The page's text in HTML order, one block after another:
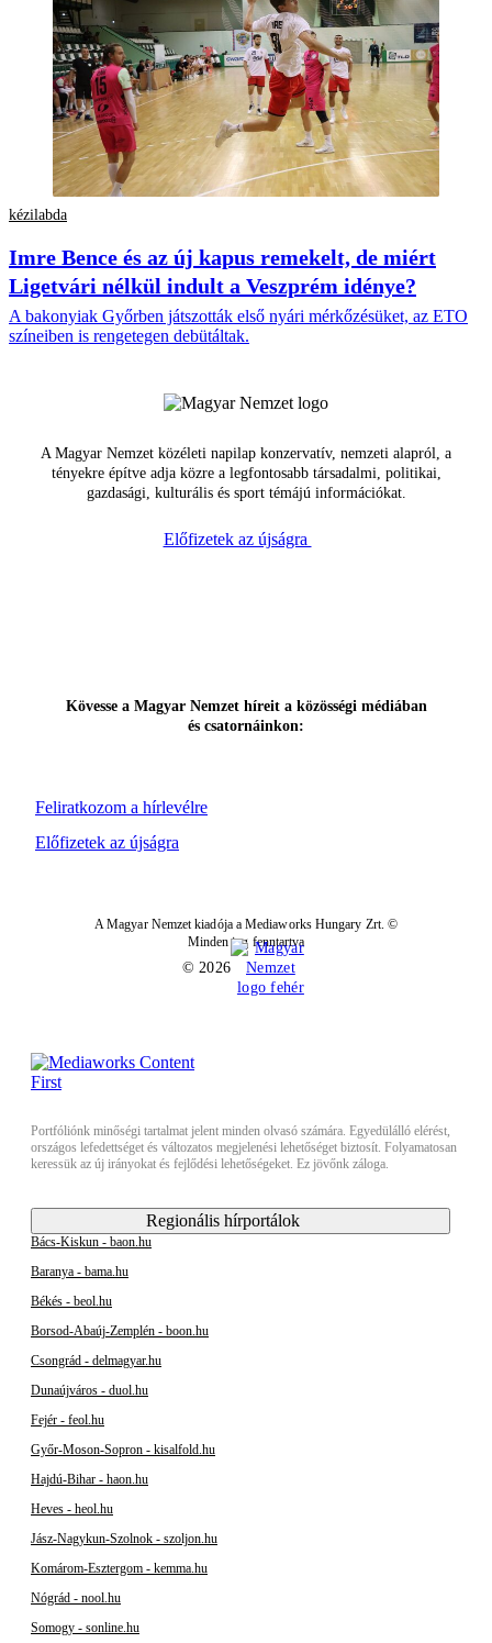
kézilabda
Imre Bence és az új kapus remekelt, de miért
Ligetvári nélkül indult a Veszprém idénye?
A bakonyiak Győrben játszották első nyári mérkőzésüket, az ETO
színeiben is rengetegen debütáltak.
A Magyar Nemzet közéleti napilap konzervatív, nemzeti alapról, a
tényekre építve adja közre a legfontosabb társadalmi, politikai,
gazdasági, kulturális és sport témájú információkat.
Előfizetek az újságra
Feliratkozom a hírlevélre
Kövesse a Magyar Nemzet híreit a közösségi médiában
és csatornáinkon:
Előfizetek az újságra
A Magyar Nemzet kiadója a Mediaworks Hungary Zrt. ©
Minden jog fenntartva
© 2026
Portfóliónk minőségi tartalmat jelent minden olvasó számára. Egyedülálló elérést,
országos lefedettséget és változatos megjelenési lehetőséget biztosít. Folyamatosan
keressük az új irányokat és fejlődési lehetőségeket. Ez jövőnk záloga.
Regionális hírportálok
Bács-Kiskun - baon.hu
Baranya - bama.hu
Békés - beol.hu
Borsod-Abaúj-Zemplén - boon.hu
Csongrád - delmagyar.hu
Dunaújváros - duol.hu
Fejér - feol.hu
Győr-Moson-Sopron - kisalfold.hu
Hajdú-Bihar - haon.hu
Heves - heol.hu
Jász-Nagykun-Szolnok - szoljon.hu
Komárom-Esztergom - kemma.hu
Nógrád - nool.hu
Somogy - sonline.hu